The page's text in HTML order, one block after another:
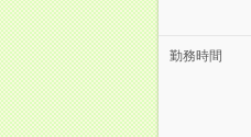
勤務時間